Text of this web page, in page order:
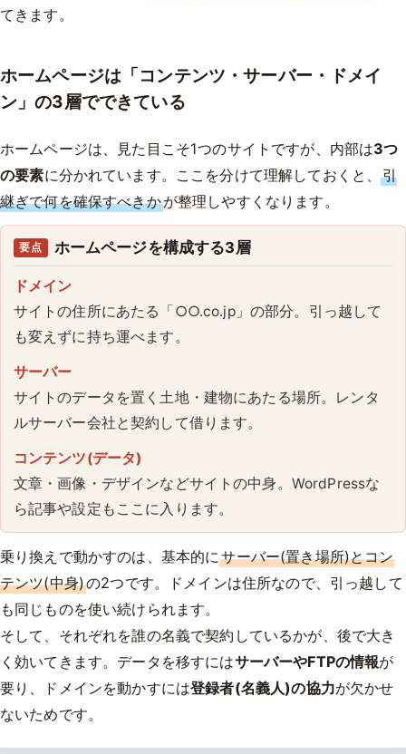
てきます。
ホームページは「コンテンツ・サーバー・ドメイ
ン」の3層でできている
ホームページは、見た目こそ1つのサイトですが、内部は3つ
の要素に分かれています。ここを分けて理解しておくと、引
継ぎで何を確保すべきかが整理しやすくなります。
要点 ホームページを構成する3層
ドメイン
サイトの住所にあたる「○○.co.jp」の部分。引っ越して
も変えずに持ち運べます。
サーバー
サイトのデータを置く土地・建物にあたる場所。レンタ
ルサーバー会社と契約して借ります。
コンテンツ(データ)
文章・画像・デザインなどサイトの中身。WordPressな
ら記事や設定もここに入ります。
乗り換えで動かすのは、基本的にサーバー(置き場所)とコン
テンツ(中身)の2つです。ドメインは住所なので、引っ越して
も同じものを使い続けられます。
そして、それぞれを誰の名義で契約しているかが、後で大き
く効いてきます。データを移すにはサーバーやFTPの情報が
要り、ドメインを動かすには登録者(名義人)の協力が欠かせ
ないためです。